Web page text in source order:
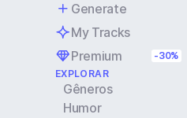
Generate
My Tracks
Premium
-30%
EXPLORAR
Gêneros
Humor